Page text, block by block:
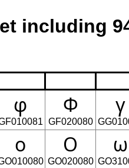
including
φ Φ
GF020080
γ
ο Ο
GO020080
ω